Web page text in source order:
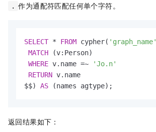
. 作为通配符匹配任何单个字符。
SELECT * FROM cypher( 'graph_name'
MATCH (v:Person)
WHERE v.name =~
'Jo.n'
RETURN v.name
$$) AS (names agtype);
返回结果如下：